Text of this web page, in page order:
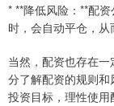
* **降低风险：**配
时，会自动平仓，从
当然，配资也存在
分了解配资的规则
投资目标，理性使用